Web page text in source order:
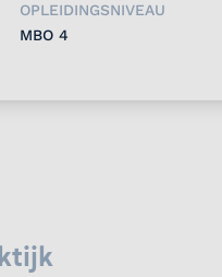
OPLEIDINGSNIVEAU
MBO 4